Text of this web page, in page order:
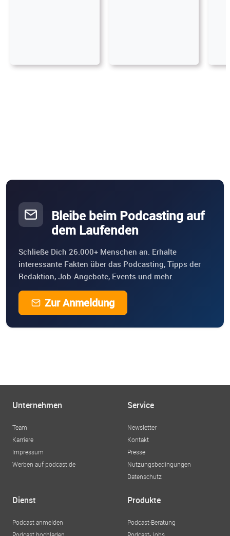
Bleibe beim Podcasting auf
dem Laufenden
Schließe Dich 26.000+ Menschen an. Erhalte
interessante Fakten über das Podcasting, Tipps der
Redaktion, Job-Angebote, Events und mehr.
Zur Anmeldung
Unternehmen
Team
Karriere
Impressum
Werben auf podcast.de
Service
Newsletter
Kontakt
Presse
Nutzungsbedingungen
Datenschutz
Dienst
Podcast anmelden
Podcast hochladen
Produkte
Podcast-Beratung
Podcast-Jobs